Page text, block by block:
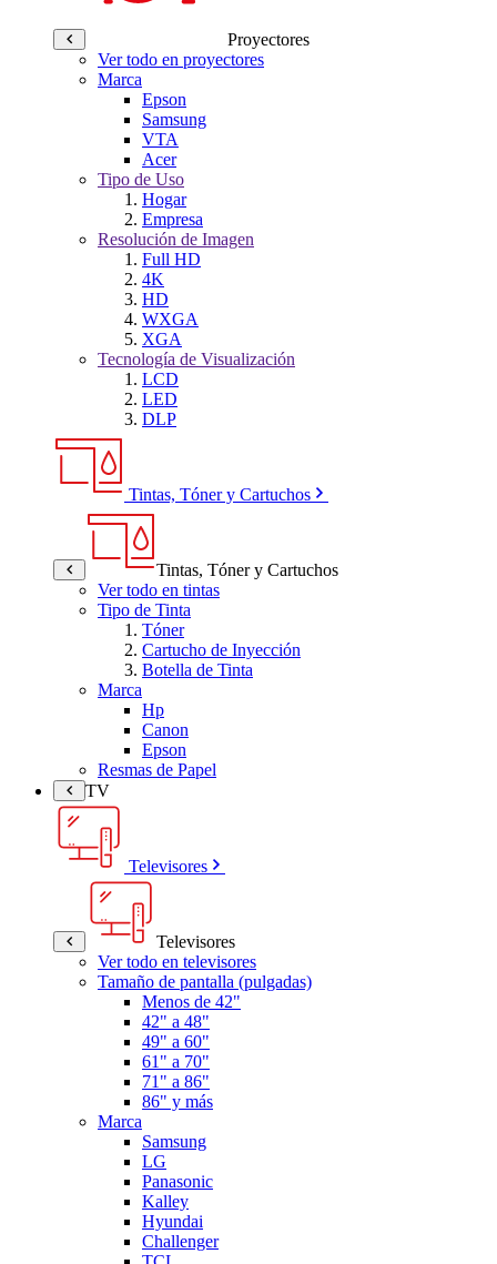
Proyectores
Ver todo en proyectores
Marca
Epson
Samsung
VTA
Acer
Tipo de Uso
Hogar
Empresa
Resolución de Imagen
Full HD
4K
HD
WXGA
XGA
Tecnología de Visualización
LCD
LED
DLP
Tintas, Tóner y Cartuchos
Tintas, Tóner y Cartuchos
Ver todo en tintas
Tipo de Tinta
Tóner
Cartucho de Inyección
Botella de Tinta
Marca
Hp
Canon
Epson
Resmas de Papel
TV
Televisores
Televisores
Ver todo en televisores
Tamaño de pantalla (pulgadas)
Menos de 42"
42" a 48"
49" a 60"
61" a 70"
71" a 86"
86" y más
Marca
Samsung
LG
Panasonic
Kalley
Hyundai
Challenger